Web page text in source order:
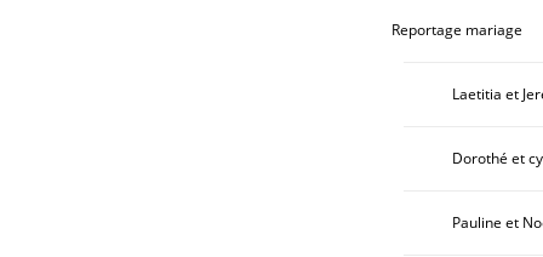
Reportage mariage
Laetitia et
Dorothé et
Pauline et